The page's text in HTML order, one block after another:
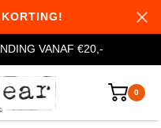
VANAF €20,-
0